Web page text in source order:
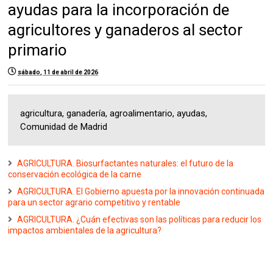
ayudas para la incorporación de
agricultores y ganaderos al sector
primario
sábado, 11 de abril de 2026
agricultura, ganadería, agroalimentario, ayudas,
Comunidad de Madrid
AGRICULTURA. Biosurfactantes naturales: el futuro de la
conservación ecológica de la carne
AGRICULTURA. El Gobierno apuesta por la innovación continuada
para un sector agrario competitivo y rentable
AGRICULTURA. ¿Cuán efectivas son las políticas para reducir los
impactos ambientales de la agricultura?